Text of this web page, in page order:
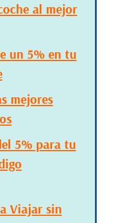
al mejor
un 5% en tu
mejores
5% para tu
Viajar sin